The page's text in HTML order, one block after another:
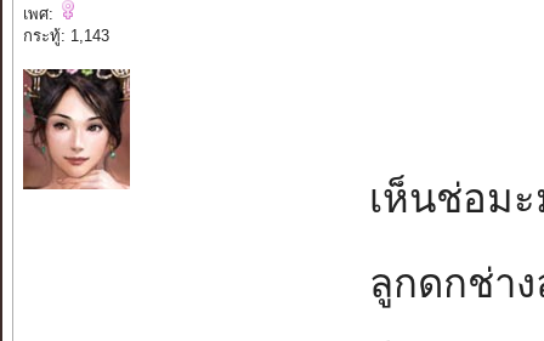
เพศ:
กระทู้: 1,143
เห็นช่อมะ
ลูกดกช่าง